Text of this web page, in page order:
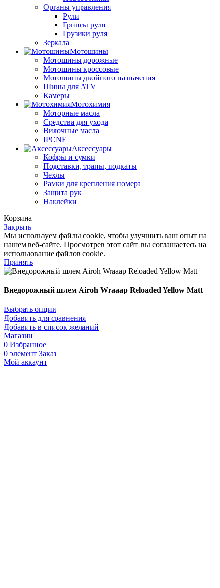
Органы управления
Рули
Грипсы руля
Грузики руля
Зеркала
Мотошины
Мотошины дорожные
Мотошины кроссовые
Мотошины двойного назначения
Шины для ATV
Камеры
Мотохимия
Моторные масла
Средства для ухода
Вилочные масла
IPONE
Аксессуары
Кофры и сумки
Подставки, трапы, подкаты
Чехлы
Рамки для крепления номера
Защита рук
Наклейки
Корзина
Закрыть
Мы используем файлы cookie, чтобы улучшить ваш опыт на
нашем веб-сайте. Просмотрев этот сайт, вы соглашаетесь на
использование файлов cookie.
Принять
Внедорожный шлем Airoh Wraaap Reloaded Yellow Matt
Выбрать опции
Добавить для сравнения
Добавить в список желаний
Магазин
0 Избранное
0 элемент Заказ
Мой аккаунт